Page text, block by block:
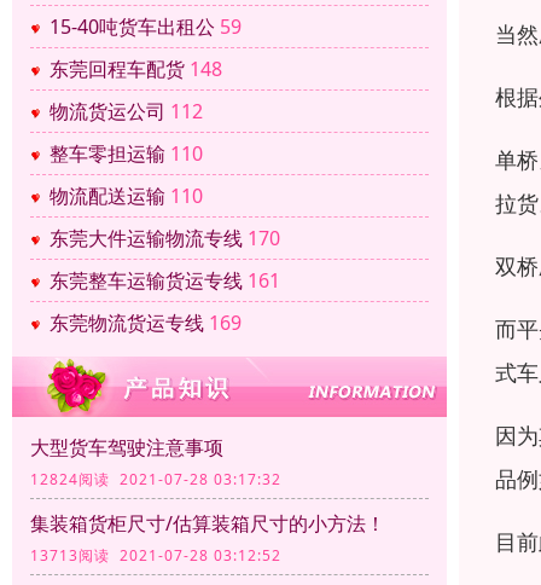
15-40吨货车出租公 59
东莞回程车配货 148
物流货运公司 112
整车零担运输 110
物流配送运输 110
东莞大件运输物流专线 170
东莞整车运输货运专线 161
东莞物流货运专线 169
大型货车驾驶注意事项
12824阅读 2021-07-28 03:17:32
集装箱货柜尺寸/估算装箱尺寸的小方法！
13713阅读 2021-07-28 03:12:52
当
根
单
拉
双
而
式
因
品
目